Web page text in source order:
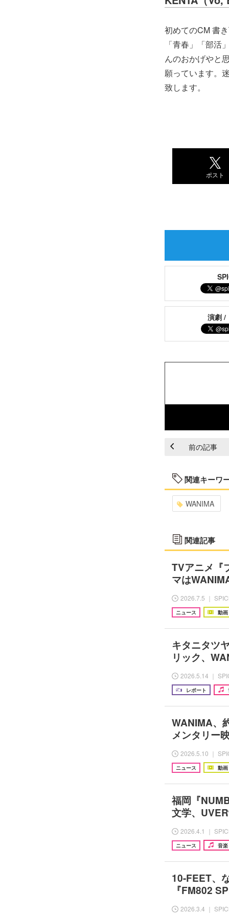
初めてのCM 書
「青春」「部活
んのおかげやと
願っています。
致します。
ポスト
演劇 /
前の記事
関連キーワ
WANIMA
関連記事
TVアニメ『
マは
2026.7.5 ｜
ニュース 動画
キタニタツ
リック、
2026.5.14 ｜
レポート
WANIMA、
メンタリー
2026.5.10 ｜
ニュース 動画
福岡『
文学、
2026.4.1 ｜
ニュース 音楽
10-FEET、
『FM802
2026.3.4 ｜